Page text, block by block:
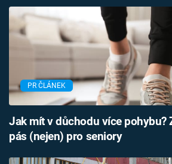
PR ČLÁNEK
Jak mít v důchodu více pohybu?
pás (nejen) pro seniory